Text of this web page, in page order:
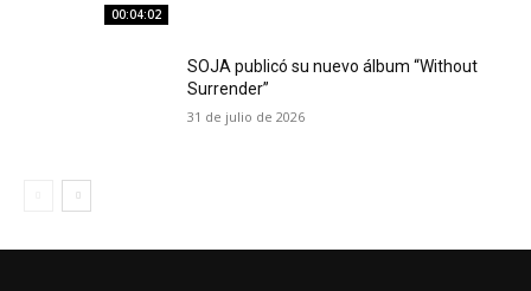
00:04:02
SOJA publicó su nuevo álbum “Without
Surrender”
31 de julio de 2026